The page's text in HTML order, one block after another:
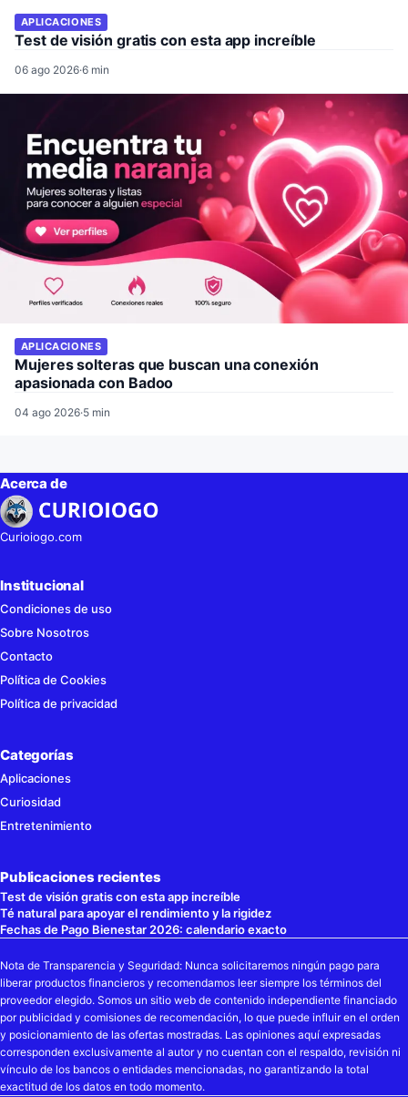
APLICACIONES
Test de visión gratis con esta app increíble
06 ago 2026·6 min
APLICACIONES
Mujeres solteras que buscan una conexión
apasionada con Badoo
04 ago 2026·5 min
Acerca de
Curioiogo.com
Institucional
Condiciones de uso
Sobre Nosotros
Contacto
Política de Cookies
Política de privacidad
Categorías
Aplicaciones
Curiosidad
Entretenimiento
Publicaciones recientes
Test de visión gratis con esta app increíble
Té natural para apoyar el rendimiento y la rigidez
Fechas de Pago Bienestar 2026: calendario exacto
Nota de Transparencia y Seguridad: Nunca solicitaremos ningún pago para
liberar productos financieros y recomendamos leer siempre los términos del
proveedor elegido. Somos un sitio web de contenido independiente financiado
por publicidad y comisiones de recomendación, lo que puede influir en el orden
y posicionamiento de las ofertas mostradas. Las opiniones aquí expresadas
corresponden exclusivamente al autor y no cuentan con el respaldo, revisión ni
vínculo de los bancos o entidades mencionadas, no garantizando la total
exactitud de los datos en todo momento.